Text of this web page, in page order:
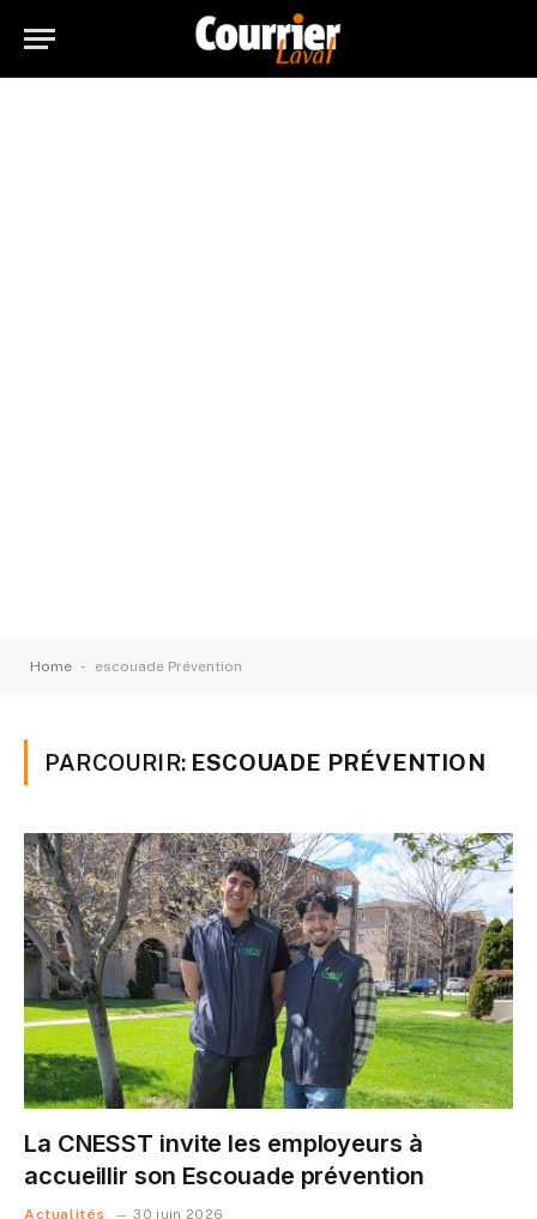
Home - escouade Prévention
PARCOURIR: ESCOUADE PRÉVENTION
La CNESST invite les employeurs à
accueillir son Escouade prévention
Actualités 30 juin 2026